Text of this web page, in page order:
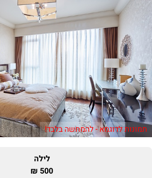
תמונות לדוגמא - להמחשה בלבד!
לילה
500 ₪